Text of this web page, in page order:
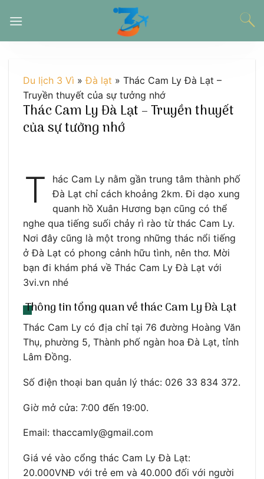
đến
Du lịch 3 Vì »Đà lạt » Thác Cam Ly Đà Lạt –
Truyền thuyết của sự tưởng nhớ
Thác Cam Ly Đà Lạt – Truyền thuyết
của sự tưởng nhớ
T
hác Cam Ly nằm gần trung tâm thành phố
Đà Lạt chỉ cách khoảng 2km. Đi dạo xung
quanh hồ Xuân Hương bạn cũng có thể
nghe qua tiếng suối chảy rì rào từ thác Cam Ly.
Nơi đây cũng là một trong những thác nổi tiếng
ở Đà Lạt có phong cảnh hữu tình, nên thơ. Mời
bạn đi khám phá về Thác Cam Ly Đà Lạt với
3vi.vn nhé
Thông tin tổng quan về thác Cam Ly Đà Lạt
Thác Cam Ly có địa chỉ tại 76 đường Hoàng Văn
Thụ, phường 5, Thành phố ngàn hoa Đà Lạt, tỉnh
Lâm Đồng.
Số điện thoại ban quản lý thác: 026 33 834 372.
Giờ mở cửa: 7:00 đến 19:00.
Email: thaccamly@gmail.com
Giá vé vào cổng thác Cam Ly Đà Lạt:
20.000VNĐ với trẻ em và 40.000 đối với người